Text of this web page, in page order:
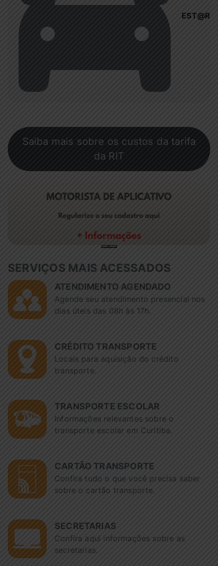
EST@R
Saiba mais sobre os custos da tarifa
da RIT
SERVIÇOS MAIS ACESSADOS
ATENDIMENTO AGENDADO
Agende seu atendimento presencial nos
dias úteis das 08h às 17h.
CRÉDITO TRANSPORTE
Locais para aquisição do crédito
transporte.
TRANSPORTE ESCOLAR
Informações relevantes sobre o
transporte escolar em Curitiba.
CARTÃO TRANSPORTE
Confira tudo o que você precisa saber
sobre o cartão transporte.
SECRETARIAS
Confira aqui informações sobre as
secretarias.